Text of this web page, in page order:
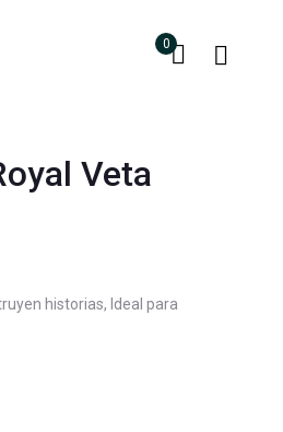
0
Veta
historias, Ideal para